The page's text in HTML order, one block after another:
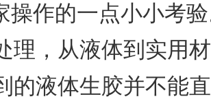
操作的一点小小考
理，从液体到实用
的液体生胶并不能